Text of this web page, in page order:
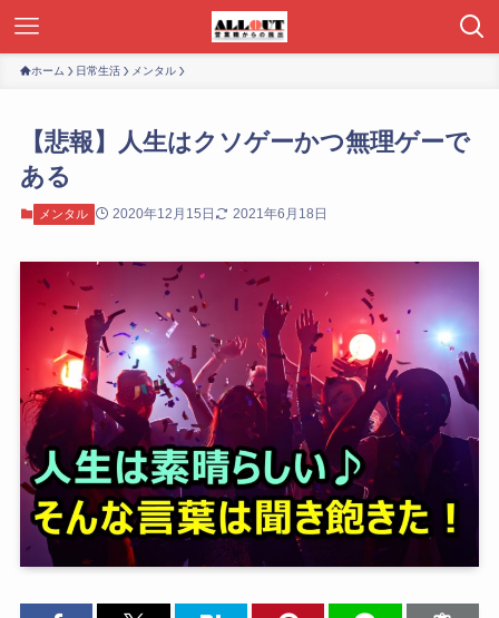
ホーム 日常生活 メンタル
【悲報】人生はクソゲーかつ無理ゲーで
ある
メンタル 2020年12月15日 2021年6月18日